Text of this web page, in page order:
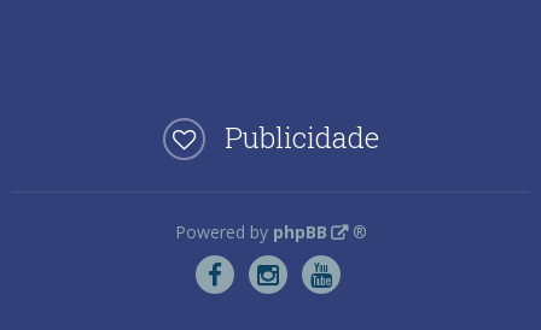
Publicidade
Powered by phpBB ®